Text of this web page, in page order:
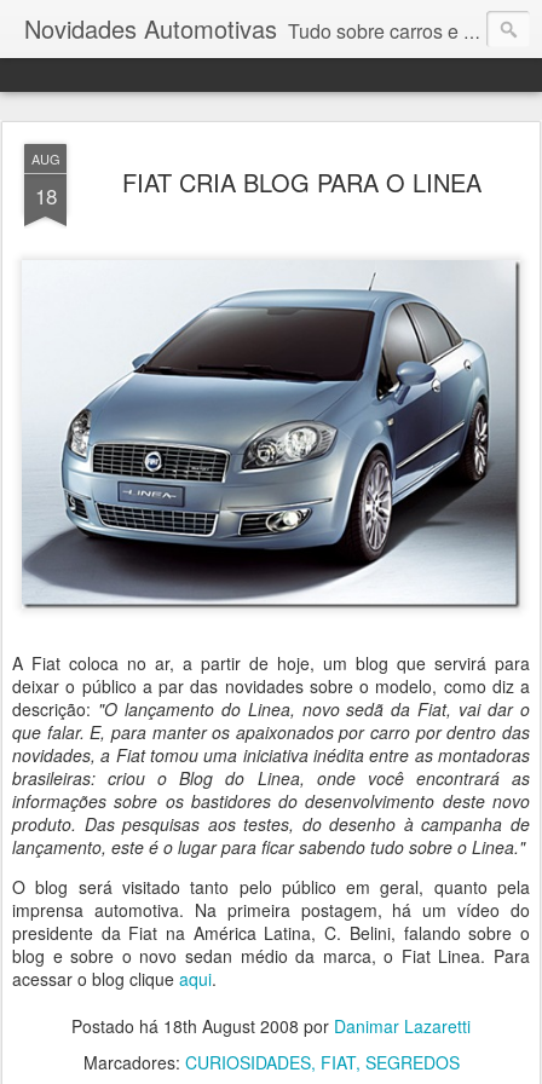
Novidades Automotivas Tudo sobre carros e motores
AUG
18 FIAT CRIA BLOG PARA O LINEA
A Fiat coloca no ar, a partir de hoje, um blog que servirá para
deixar o público a par das novidades sobre o modelo, como diz a
descrição: "O lançamento do Linea, novo sedã da Fiat, vai dar o
que falar. E, para manter os apaixonados por carro por dentro das
novidades, a Fiat tomou uma iniciativa inédita entre as montadoras
brasileiras: criou o Blog do Linea, onde você encontrará as
informações sobre os bastidores do desenvolvimento deste novo
produto. Das pesquisas aos testes, do desenho à campanha de
lançamento, este é o lugar para ficar sabendo tudo sobre o Linea."
O blog será visitado tanto pelo público em geral, quanto pela
imprensa automotiva. Na primeira postagem, há um vídeo do
presidente da Fiat na América Latina, C. Belini, falando sobre o
blog e sobre o novo sedan médio da marca, o Fiat Linea. Para
acessar o blog clique aqui.
Postado há 18th August 2008 por Danimar Lazaretti
Marcadores: CURIOSIDADES FIAT SEGREDOS